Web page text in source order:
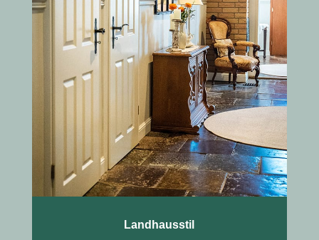
Landhausstil